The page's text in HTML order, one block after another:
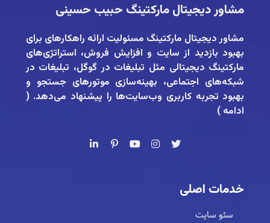
مشاور دیجیتال مارکتینگ حبیب حسینی
مشاور دیجیتال مارکتینگ مسئولیت ارائه راهکارهای برای
بهبود بازدید از سایت و افزایش فروش، استراتژی‌های
مارکتینگ دیجیتالی مثل تبلیغات در گوگل، تبلیغات در
شبکه‌های اجتماعی، بهینه‌سازی موتورهای جستجو و
بهبود تجربه کاربری وب‌سایت‌ها را پیشنهاد می‌دهد. (
ادامه )
خدمات اصلی
سئو سایت